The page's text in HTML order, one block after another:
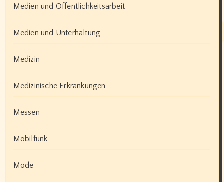
Medien und Öffentlichkeitsarbeit
Medien und Unterhaltung
Medizin
Medizinische Erkrankungen
Messen
Mobilfunk
Mode